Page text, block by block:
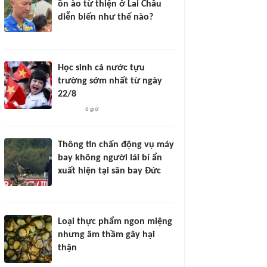
ồn ào từ thiện ở Lai Châu
diễn biến như thế nào?
Học sinh cả nước tựu
trường sớm nhất từ ngày
22/8
6 giờ
Thông tin chấn động vụ máy
bay không người lái bí ẩn
xuất hiện tại sân bay Đức
Loại thực phẩm ngon miệng
nhưng âm thầm gây hại
thận